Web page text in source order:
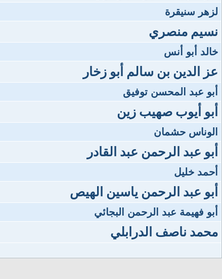
لزهر سنيقرة
نسيم منصري
خالد أبو أنس
عز الدين بن سالم أبو زخار
أبو عبد المحسن توفيق
أبو أيوب صهيب زين
الوناس حشمان
أبو عبد الرحمن عبد القادر
أحمد خليل
أبو عبد الرحمن ياسين الهيص
أبو فهيمة عبد الرحمن البجائي
محمد ناصف الدرابلي